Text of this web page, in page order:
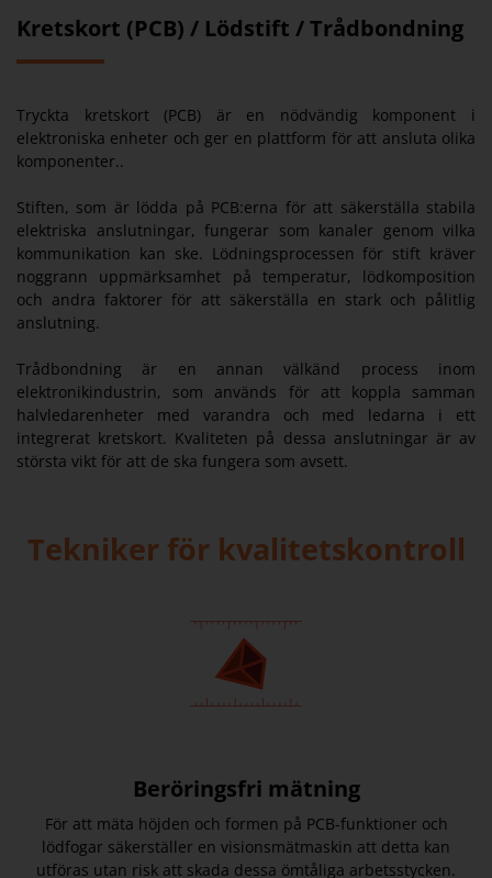
Kretskort (PCB) / Lödstift / Trådbondning
Tryckta kretskort (PCB) är en nödvändig komponent i
elektroniska enheter och ger en plattform för att ansluta olika
komponenter..
Stiften, som är lödda på PCB:erna för att säkerställa stabila
elektriska anslutningar, fungerar som kanaler genom vilka
kommunikation kan ske. Lödningsprocessen för stift kräver
noggrann uppmärksamhet på temperatur, lödkomposition
och andra faktorer för att säkerställa en stark och pålitlig
anslutning.
Trådbondning är en annan välkänd process inom
elektronikindustrin, som används för att koppla samman
halvledarenheter med varandra och med ledarna i ett
integrerat kretskort. Kvaliteten på dessa anslutningar är av
största vikt för att de ska fungera som avsett.
Tekniker för kvalitetskontroll
Beröringsfri mätning
För att mäta höjden och formen på PCB-funktioner och
lödfogar säkerställer en visionsmätmaskin att detta kan
utföras utan risk att skada dessa ömtåliga arbetsstycken.